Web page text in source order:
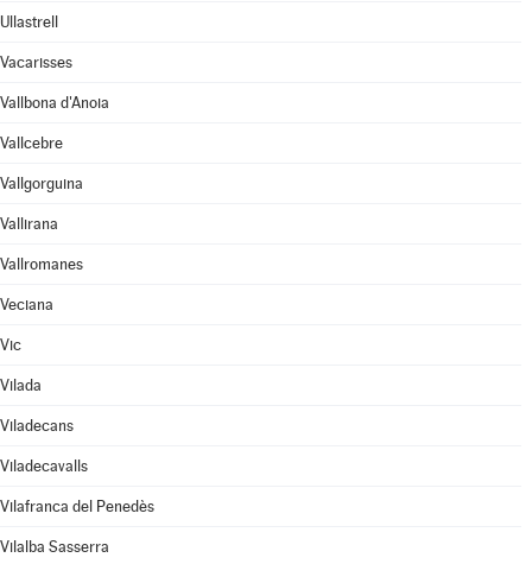
Ullastrell
Vacarisses
Vallbona d'Anoia
Vallcebre
Vallgorguina
Vallirana
Vallromanes
Veciana
Vic
Vilada
Viladecans
Viladecavalls
Vilafranca del Penedès
Vilalba Sasserra